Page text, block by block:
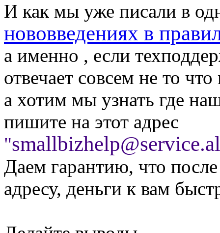
И как мы уже писали в
нововведениях в
а именно , если
отвечает совсем не то
а хотим мы узнать где
пишите на этот адрес
"
Даем гарантию, что
адресу, деньги к вам